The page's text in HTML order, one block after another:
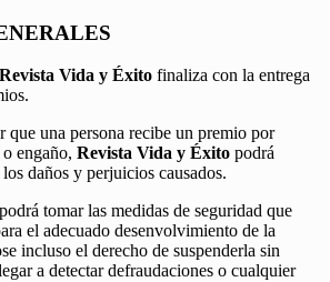
Revista Vida y Éxito finaliza con la entrega
que una persona recibe un premio por
engaño, Revista Vida y Éxito podrá
daños y perjuicios causados.
podrá tomar las medidas de seguridad que
el adecuado desenvolvimiento de la
incluso el derecho de suspenderla sin
a detectar defraudaciones o cualquier